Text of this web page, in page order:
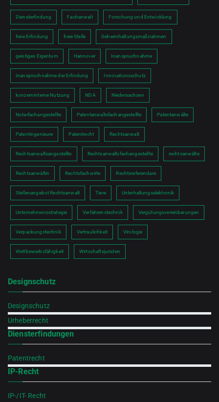
Diensterfindung Fachanwalt Forschung und Entwicklung
freie Erfindung freie Stelle Geheimhaltungsmaßnahmen
geistiges Eigentum Hannover Inanspruchnahme
Inanspruchnahme der Erfindung Innovationsschutz
konzerninterne Nutzung NDA Niedersachsen
Notarfachangestellte Patentanwaltsfachangestellte Patentanwälte
Patentingenieure Patentrecht Rechtsanwalt
Rechtsanwaltsangestellte Rechtsanwaltsfachangestellte rechtsanwälte
Rechtsanwältin Rechtsfachwirte Rechtsreferendare
Stellenangebot Rechtsanwalt Tiere Unterhaltungselektronik
Unternehmensstrategie Verfahrenstechnik Vergütungsvereinbarungen
Verpackungstechnik Vertraulichkeit Virologie
Wettbewerbsfähigkeit Wirtschaftsjuristen
Designschutz
Designschutz
Urheberrecht
Diensterfindungen
Patentrecht
IP-Recht
IP-/IT- Recht